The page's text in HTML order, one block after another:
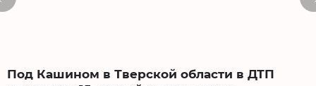
Под Кашином в Тверской области в ДТП